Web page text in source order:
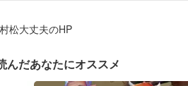
村松大丈夫のHP
んだあなたにオススメ